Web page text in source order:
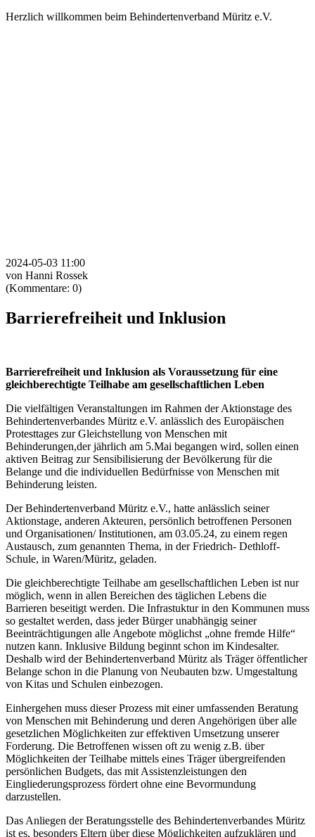
Herzlich willkommen beim Behindertenverband Müritz e.V.
2024-05-03 11:00
von Hanni Rossek
(Kommentare: 0)
Barrierefreiheit und Inklusion
Barrierefreiheit und Inklusion als Voraussetzung für eine
gleichberechtigte Teilhabe am gesellschaftlichen Leben
Die vielfältigen Veranstaltungen im Rahmen der Aktionstage des
Behindertenverbandes Müritz e.V. anlässlich des Europäischen
Protesttages zur Gleichstellung von Menschen mit
Behinderungen,der jährlich am 5.Mai begangen wird, sollen einen
aktiven Beitrag zur Sensibilisierung der Bevölkerung für die
Belange und die individuellen Bedürfnisse von Menschen mit
Behinderung leisten.
Der Behindertenverband Müritz e.V., hatte anlässlich seiner
Aktionstage, anderen Akteuren, persönlich betroffenen Personen
und Organisationen/ Institutionen, am 03.05.24, zu einem regen
Austausch, zum genannten Thema, in der Friedrich- Dethloff-
Schule, in Waren/Müritz, geladen.
Die gleichberechtigte Teilhabe am gesellschaftlichen Leben ist nur
möglich, wenn in allen Bereichen des täglichen Lebens die
Barrieren beseitigt werden. Die Infrastuktur in den Kommunen muss
so gestaltet werden, dass jeder Bürger unabhängig seiner
Beeinträchtigungen alle Angebote möglichst „ohne fremde Hilfe“
nutzen kann. Inklusive Bildung beginnt schon im Kindesalter.
Deshalb wird der Behindertenverband Müritz als Träger öffentlicher
Belange schon in die Planung von Neubauten bzw. Umgestaltung
von Kitas und Schulen einbezogen.
Einhergehen muss dieser Prozess mit einer umfassenden Beratung
von Menschen mit Behinderung und deren Angehörigen über alle
gesetzlichen Möglichkeiten zur effektiven Umsetzung unserer
Forderung. Die Betroffenen wissen oft zu wenig z.B. über
Möglichkeiten der Teilhabe mittels eines Träger übergreifenden
persönlichen Budgets, das mit Assistenzleistungen den
Eingliederungsprozess fördert ohne eine Bevormundung
darzustellen.
Das Anliegen der Beratungsstelle des Behindertenverbandes Müritz
ist es, besonders Eltern über diese Möglichkeiten aufzuklären und